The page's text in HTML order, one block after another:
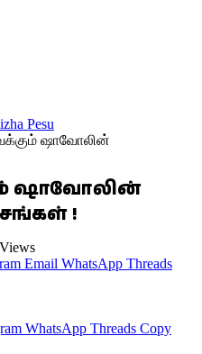
ஷாவோலின்
ஷாவோலின்
!
Views
Email WhatsApp Threads
WhatsApp Threads Copy